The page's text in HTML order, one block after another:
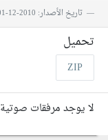
تاريخ الأصدار: 2010-12-01
تحميل
ZIP
لا يوجد مرفقات صوتية